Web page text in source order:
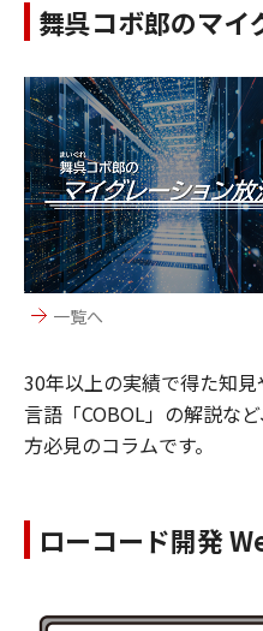
舞呉コボ郎のマイ
一覧へ
30年以上の実績で得た知
言語「COBOL」の解説な
方必見のコラムです。
ローコード開発